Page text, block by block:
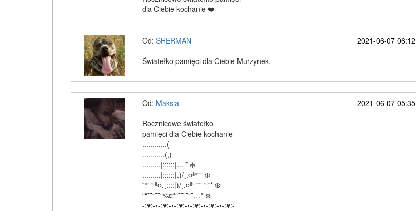
dla Ciebie kochanie ❤️
Od: SHERMAN
2021-06-07 06:12
Światełko pamięci dla Ciebie Murzynek.
Od: Maksia
2021-06-07 05:35
Rocznicowe światełko
pamięci dla Ciebie kochanie
............(
...........(,)
.........|::::::|... * ❄️
.........|::::::|.)/¸.¤ª“˜¨ ❄️
˜“¨˜“ª¤.¸::::|)/¸.¤ª“˜¨¨˜“¨* ❄️
ª“˜¨“¨˜“%¤ª“˜¨¨˜“¨…* ❄️
-:♥:-•-:♥:-•-:♥:-•-:♥:-•-:♥:-•-:♥:-